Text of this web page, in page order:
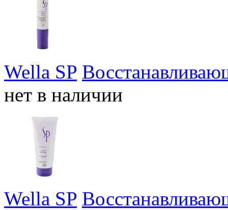
Wella SP
нет в наличии
Wella SP